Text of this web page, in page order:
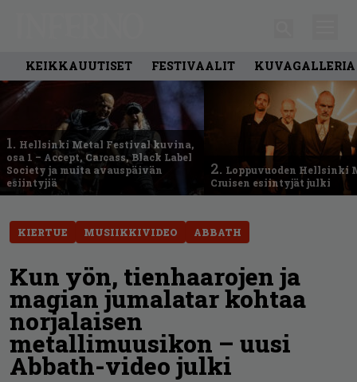
KEIKKAUUTISET FESTIVAALIT KUVAGALLERIA
1. Hellsinki Metal Festival kuvina,
osa 1 – Accept, Carcass, Black Label
Society ja muita avauspäivän
esiintyjiä
2. Loppuvuoden Hellsinki
Cruisen esiintyjät julki
KIERTUE MUSIIKKIVIDEO ABBATH
Kun yön, tienhaarojen ja
magian jumalatar kohtaa
norjalaisen
metallimuusikon – uusi
Abbath-video julki